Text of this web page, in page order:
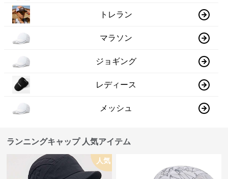
トレラン
マラソン
ジョギング
レディース
メッシュ
ランニングキャップ 人気アイテム
人気